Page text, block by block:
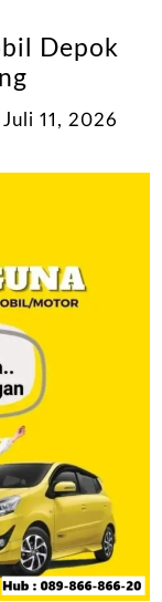
Depok
11, 2026